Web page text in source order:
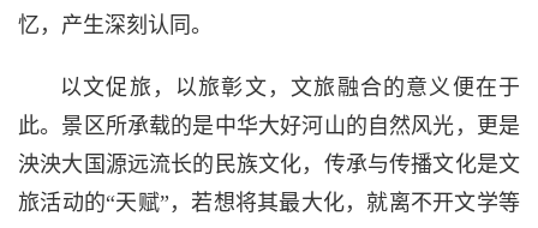
忆，产生深刻认同。
以文促旅，以旅彰文，文旅融合的意义便在于
此。景区所承载的是中华大好河山的自然风光，更是
泱泱大国源远流长的民族文化，传承与传播文化是文
旅活动的“天赋”，若想将其最大化，就离不开文学等